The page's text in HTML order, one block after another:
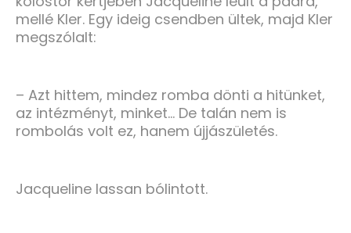
mellé Kler. Egy ideig csendben ültek, majd Kler
megszólalt:
– Azt hittem, mindez romba dönti a hitünket,
az intézményt, minket… De talán nem is
rombolás volt ez, hanem újjászületés.
Jacqueline lassan bólintott.